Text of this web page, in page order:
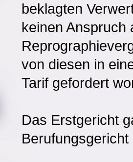
beklagten
keinen Anspruch
von diesen in
Tarif gefordert
Das Erstgericht